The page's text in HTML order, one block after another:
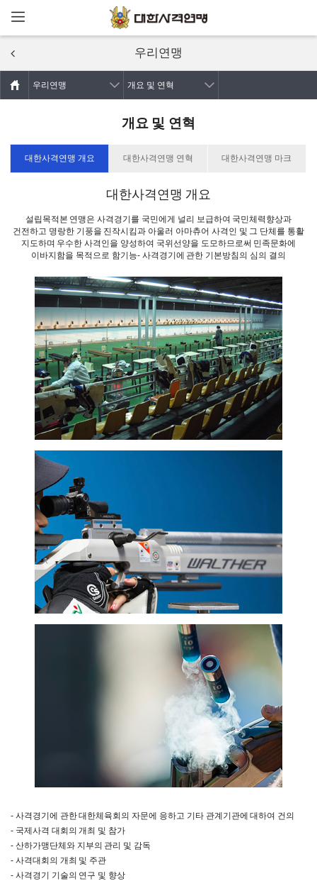
주요콘텐츠로
우리연맹
우리연맹 개요 및 연혁
개요 및 연혁
대한사격연맹 개요 대한사격연맹 연혁 대한사격연맹 마크
대한사격연맹 개요
설립목적본 연맹은 사격경기를 국민에게 널리 보급하여 국민체력향상과
건전하고 명랑한 기풍을 진작시킴과 아울러 아마츄어 사격인 및 그 단체를 통활
지도하며 우수한 사격인을 양성하여 국위선양을 도모하므로써 민족문화에
이바지함을 목적으로 함기능- 사격경기에 관한 기본방침의 심의 결의
- 사격경기에 관한 대한체육회의 자문에 응하고 기타 관계기관에 대하여 건의
- 국제사격 대회의 개최 및 참가
- 산하가맹단체와 지부의 관리 및 감독
- 사격대회의 개최 및 주관
- 사격경기 기술의 연구 및 향상